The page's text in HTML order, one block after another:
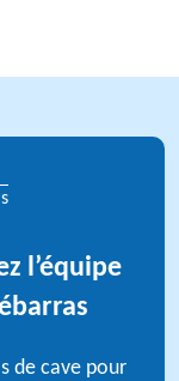
l’équipe
de cave pour